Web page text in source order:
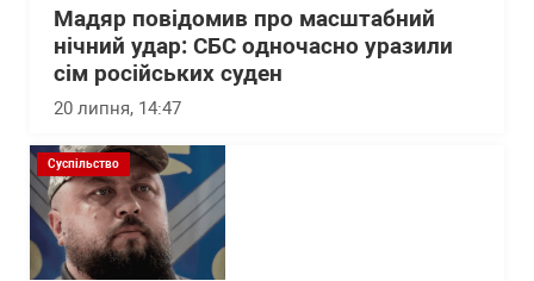
Мадяр повідомив про масштабний
нічний удар: СБС одночасно уразили
сім російських суден
20 липня, 14:47
Суспільство